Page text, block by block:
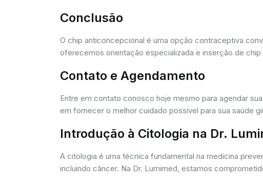
Conclusão
O chip anticoncepcional é uma opção contraceptiva
oferecemos orientação especializada e inserção de
Contato e Agendamento
Entre em contato conosco hoje mesmo para agendar
em fornecer o melhor cuidado possível para sua saúde
Introdução à Citologia na Dr.
A citologia é uma técnica fundamental na medicina
incluindo câncer. Na Dr. Lumimed, estamos